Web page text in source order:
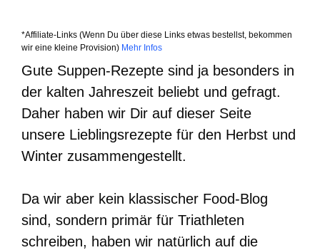
*Affiliate-Links (Wenn Du über diese Links etwas bestellst, bekommen
wir eine kleine Provision) Mehr Infos
Gute Suppen-Rezepte sind ja besonders in
der kalten Jahreszeit beliebt und gefragt.
Daher haben wir Dir auf dieser Seite
unsere Lieblingsrezepte für den Herbst und
Winter zusammengestellt.
Da wir aber kein klassischer Food-Blog
sind, sondern primär für Triathleten
schreiben, haben wir natürlich auf die